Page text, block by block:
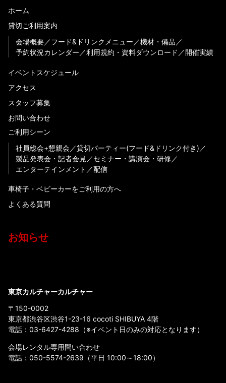
ホーム
貸切ご利用案内
会場概要
フード&ドリンクメニュー
機材・備品
予約状況カレンダー
利用規約・資料ダウンロード 開催実績
イベントスケジュール
アクセス
スタッフ募集
お問い合わせ
ご利用シーン
社員総会+懇親会
貸切パーティー(フード&ドリンク付き)
製品発表会・記者会見
セミナー・講演会・研修
エンターテインメント
配信
車椅子・ベビーカーをご利用の方へ
よくある質問
お知らせ
東京カルチャーカルチャー
〒150-0002
東京都渋谷区渋谷1-23-16 cocoti SHIBUYA 4階
電話： 03-6427-4288 （※イベント日のみの対応となります）
会場レンタル専用問い合わせ
電話： 050-5574-2639 （平日 10:00～18:00）